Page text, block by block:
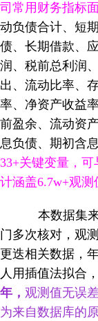
司常用财务指标
动负债合计、短
债、长期借款、
润、税前总利润
出、流动比率、
率、净资产收益
前盈余、流动资
息负债、期初含
33+关键变量，
计涵盖6.7w+观测
本数据集
门多次核对，观
更迭相关数据，
人用插值法拟合
年 ， 观测值无误
为来自数据库的